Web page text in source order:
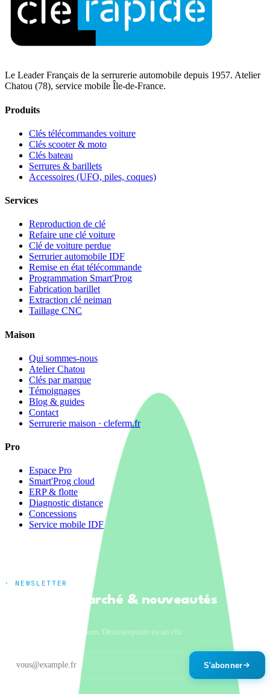
Le Leader Français de la serrurerie automobile depuis 1957. Atelier
Chatou (78), service mobile Île-de-France.
Produits
Clés télécommandes voiture
Clés scooter & moto
Clés bateau
Serrures & barillets
Accessoires (UFO, piles, coques)
Services
Reproduction de clé
Refaire une clé voiture
Clé de voiture perdue
Serrurier automobile IDF
Remise en état télécommande
Programmation Smart'Prog
Fabrication barillet
Extraction clé neiman
Taillage CNC
Maison
Qui sommes-nous
Atelier Chatou
Clés par marque
Témoignages
Blog & guides
Contact
Serrurerie maison · cleferm.fr
Pro
Espace Pro
Smart'Prog cloud
ERP & flotte
Diagnostic distance
Concessions
Service mobile IDF
· NEWSLETTER
Tendances marché & nouveautés
Un email par mois maximum. Désinscription en un clic.
S'abonner